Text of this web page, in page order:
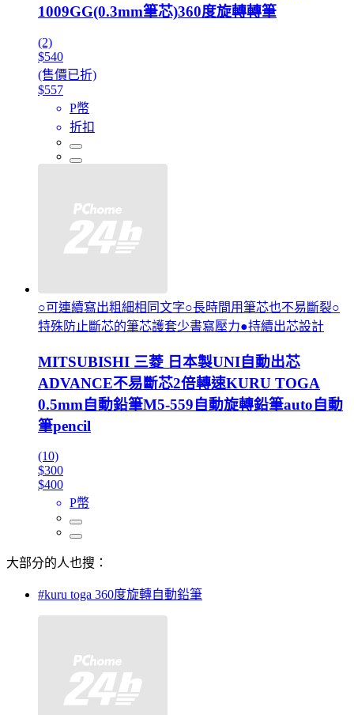
1009GG(0.3mm筆芯)360度旋轉轉筆
(2)
$540
(售價已折)
$557
P幣
折扣
○可連續寫出粗細相同文字○長時間用筆芯也不易斷裂○
特殊防止斷芯的筆芯護套少書寫壓力●持續出芯設計
MITSUBISHI 三菱 日本製UNI自動出芯
ADVANCE不易斷芯2倍轉速KURU TOGA
0.5mm自動鉛筆M5-559自動旋轉鉛筆auto自動
筆pencil
(10)
$300
$400
P幣
大部分的人也搜：
#kuru toga 360度旋轉自動鉛筆